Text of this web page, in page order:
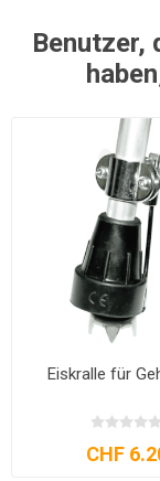
Benutzer,
Eiskralle für
CHF